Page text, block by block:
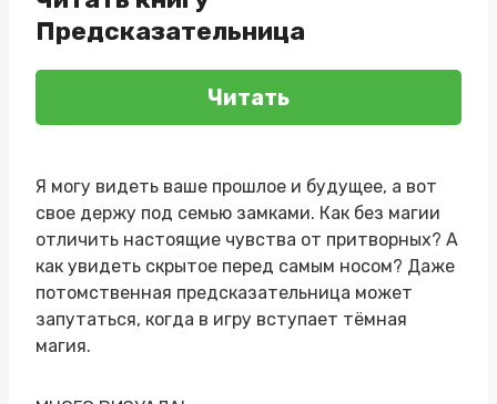
Предсказательница
Читать
Я могу видеть ваше прошлое и будущее, а вот
свое держу под семью замками. Как без магии
отличить настоящие чувства от притворных? А
как увидеть скрытое перед самым носом? Даже
потомственная предсказательница может
запутаться, когда в игру вступает тёмная
магия.